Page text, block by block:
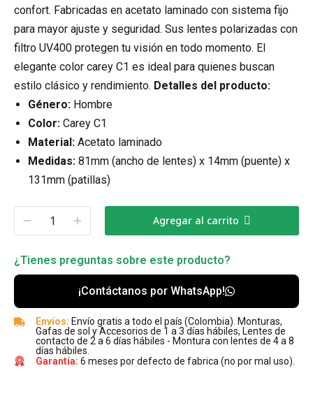
confort. Fabricadas en acetato laminado con sistema fijo
para mayor ajuste y seguridad. Sus lentes polarizadas con
filtro UV400 protegen tu visión en todo momento. El
elegante color carey C1 es ideal para quienes buscan
estilo clásico y rendimiento. Detalles del producto:
Género: Hombre
Color: Carey C1
Material: Acetato laminado
Medidas: 81mm (ancho de lentes) x 14mm (puente) x
131mm (patillas)
Agregar al carrito
¿Tienes preguntas sobre este producto?
¡Contáctanos por WhatsApp!
Envíos: Envío gratis a todo el país (Colombia). Monturas,
Gafas de sol y Accesorios de 1 a 3 días hábiles, Lentes de
contacto de 2 a 6 días hábiles - Montura con lentes de 4 a 8
días hábiles.
Garantía: 6 meses por defecto de fabrica (no por mal uso).